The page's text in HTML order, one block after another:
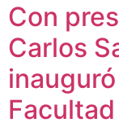
Con
Carlos
Facultad